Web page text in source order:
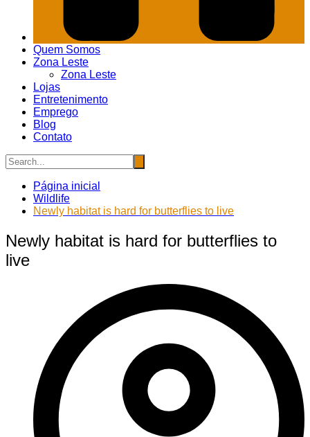
Quem Somos
Zona Leste
Zona Leste
Lojas
Entretenimento
Emprego
Blog
Contato
Página inicial
Wildlife
Newly habitat is hard for butterflies to live
Newly habitat is hard for butterflies to
live